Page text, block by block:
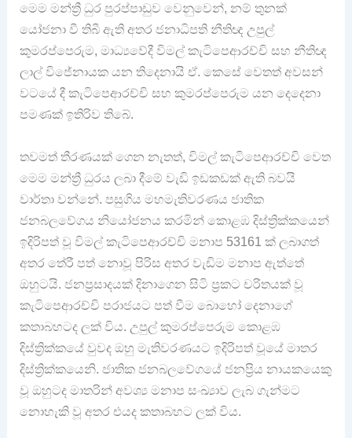
මෙම මන්ත්‍රී ධුර පුරප්පාඩුව වෙනුවෙන්, නම් තුනක්
යෝජනා වී තිබී ඇති අතර ජනාධිපති නීතිඥ උපුල්
කුමරප්පෙරුම, මාධ්‍යවේදී විමල් කැටිපෙආරච්චි සහ නීතිඥ
ලාල් විජේනායක යන තිදෙනායි ඒ. කෙසේ වෙතත් අවසන්
වටයේ දී කැටිපෙආරච්චි සහ කුමරප්පෙරුම යන දෙදෙනා
පමණක් ඉතිරිව තිබේ.
තවමත් තීරණයක් ගෙන නැතත්, විමල් කැටිපෙආරච්චි වෙත
මෙම මන්ත්‍රී ධුරය ලබා දීමේ වැඩි ඉඩකඩක් ඇති බවයි
වාර්තා වන්නේ. පසුගිය මහමැතිවරණය ජාතික
ජනබලවේගය නියෝජනය කරමින් කොළඹ දිස්ත්‍රික්කයෙන්
ඉදිරිපත් වූ විමල් කැටිපෙආරච්චි මනාප 53161 ක් ලබාගත්
අතර තේරී පත් නොවූ පිරිස අතර වැඩිම මනාප ඇත්තේ
ඔහුටයි. ජනප්‍රසාදයක් දිනාගෙන සිටි ප්‍රකට චරිතයක් වූ
කැටිපෙආරච්චි පරාජයට පත් වීම බොහෝ දෙනාගේ
කතාබහටද ලක් විය. උපුල් කුමරප්පෙරුම කොළඹ
දිස්ත්‍රික්කයේ වුවද ඔහු මැතිවරණයට ඉදිරිපත් වූයේ මාතර
දිස්ත්‍රික්කයෙනි. ජාතික ජනබලවේගයේ ජනප්‍රිය නායකයෙකු
වූ ඔහුටද මාතරින් අවශ්‍ය මනාප සංඛ්‍යාව ලැබ ගැන්මට
නොහැකි වූ අතර එයද කතාබහට ලක් විය.